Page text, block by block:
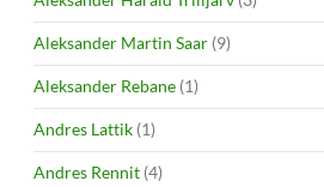
Aleksander Martin Saar (9)
Aleksander Rebane (1)
Andres Lattik (1)
Andres Rennit (4)